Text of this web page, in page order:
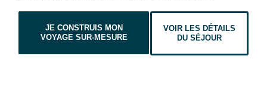
JE CONSTRUIS MON
VOYAGE SUR-MESURE
VOIR LES DÉTAILS
DU SÉJOUR